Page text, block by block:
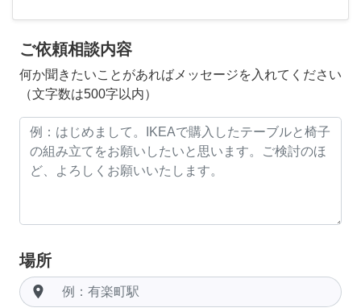
ご依頼相談内容
何か聞きたいことがあればメッセージを入れてください
（文字数は500字以内）
場所
room